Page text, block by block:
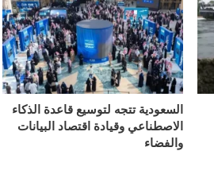
السعودية تتجه لتوسيع قاعدة الذكاء
الاصطناعي وقيادة اقتصاد البيانات
والفضاء